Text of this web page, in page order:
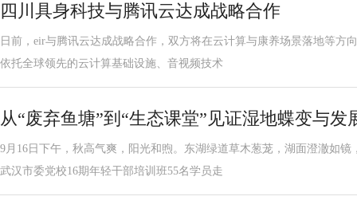
四川具身科技与腾讯云达成战略合作
日前，eir与腾讯云达成战略合作，双方将在云计算与康养场景落地等方
依托全球领先的云计算基础设施、音视频技术
从“废弃鱼塘”到“生态课堂”见证湿地蝶变与发
9月16日下午，秋高气爽，阳光和煦。东湖绿道草木葱茏，湖面澄澈如
武汉市委党校16期年轻干部培训班55名学员走